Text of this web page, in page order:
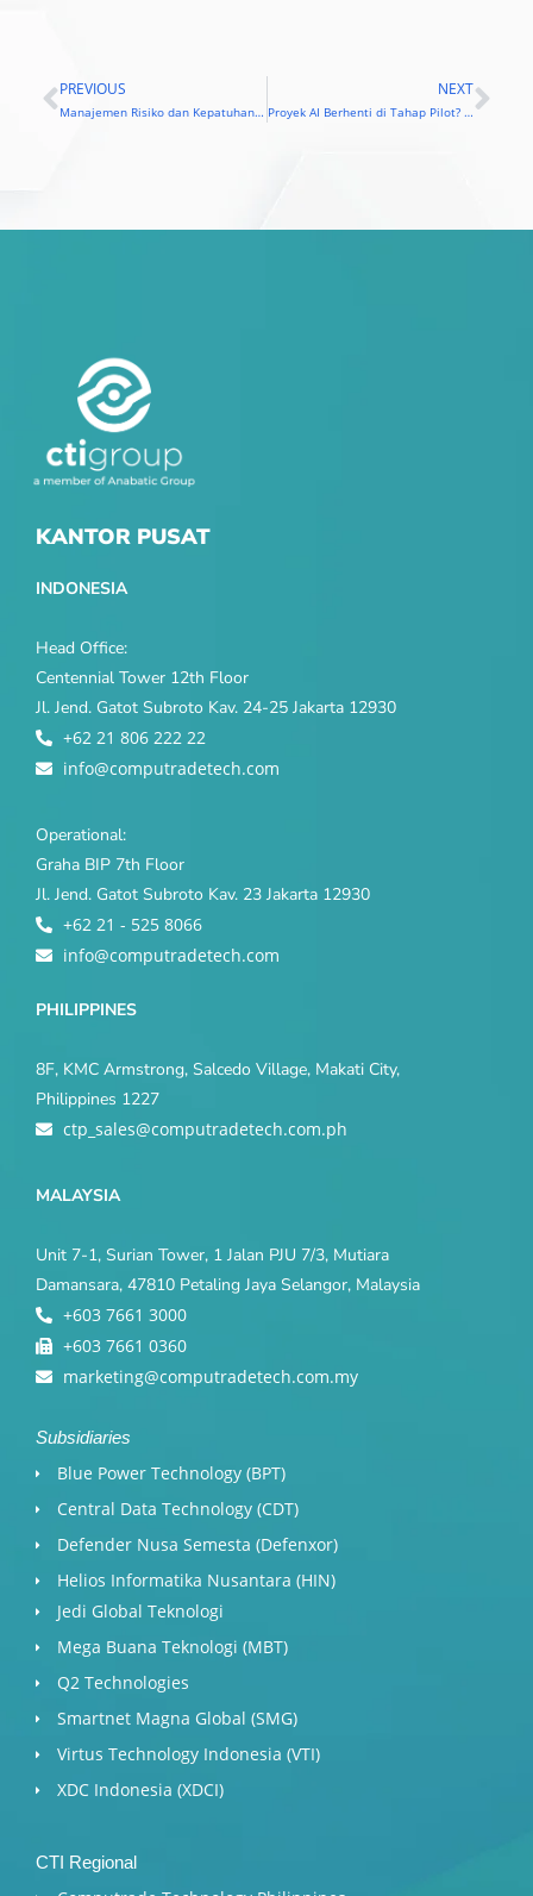
Prev
PREVIOUS
Manajemen Risiko dan Kepatuhan AI di Fintech: Tantangan, Risiko, dan Strategi yang Perlu Dipahami
NEXT
Proyek AI Berhenti di Tahap Pilot? Ini Penyebab dan Cara Mengatasinya
KANTOR PUSAT
INDONESIA
Head Office:
Centennial Tower 12th Floor
Jl. Jend. Gatot Subroto Kav. 24-25 Jakarta 12930
+62 21 806 222 22
info@computradetech.com
Operational:
Graha BIP 7th Floor
Jl. Jend. Gatot Subroto Kav. 23 Jakarta 12930
+62 21 - 525 8066
info@computradetech.com
PHILIPPINES
8F, KMC Armstrong, Salcedo Village, Makati City,
Philippines 1227
ctp_sales@computradetech.com.ph
MALAYSIA
Unit 7-1, Surian Tower, 1 Jalan PJU 7/3, Mutiara
Damansara, 47810 Petaling Jaya Selangor, Malaysia
+603 7661 3000
+603 7661 0360
marketing@computradetech.com.my
Subsidiaries
Blue Power Technology (BPT)​
Central Data Technology (CDT)
Defender Nusa Semesta (Defenxor)
Helios Informatika Nusantara (HIN)
Jedi Global Teknologi
Mega Buana Teknologi (MBT)
Q2 Technologies
Smartnet Magna Global (SMG)
Virtus Technology Indonesia (VTI)
XDC Indonesia (XDCI)
CTI Regional